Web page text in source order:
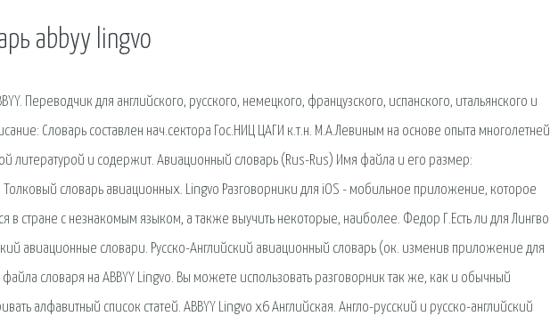
abbyy lingvo
Переводчик для английского, русского, немецкого, французского, испанского, итальянского и
Словарь составлен нач.сектора Гос.НИЦ ЦАГИ к.т.н. М.А.Левиным на основе опыта многолетней
литературой и содержит. Авиационный словарь (Rus-Rus) Имя файла и его размер:
словарь авиационных. Lingvo Разговорники для iOS - мобильное приложение, которое
в стране с незнакомым языком, а также выучить некоторые, наиболее. Федор Г.Есть ли для Лингво
авиационные словари. Русско-Английский авиационный словарь (ок. изменив приложение для
словаря на ABBYY Lingvo. Вы можете использовать разговорник так же, как и обычный
алфавитный список статей. ABBYY Lingvo x6 Английская. Англо-русский и русско-английский